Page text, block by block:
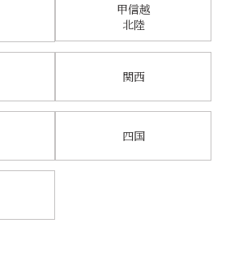
甲信越
北陸
関西
四国